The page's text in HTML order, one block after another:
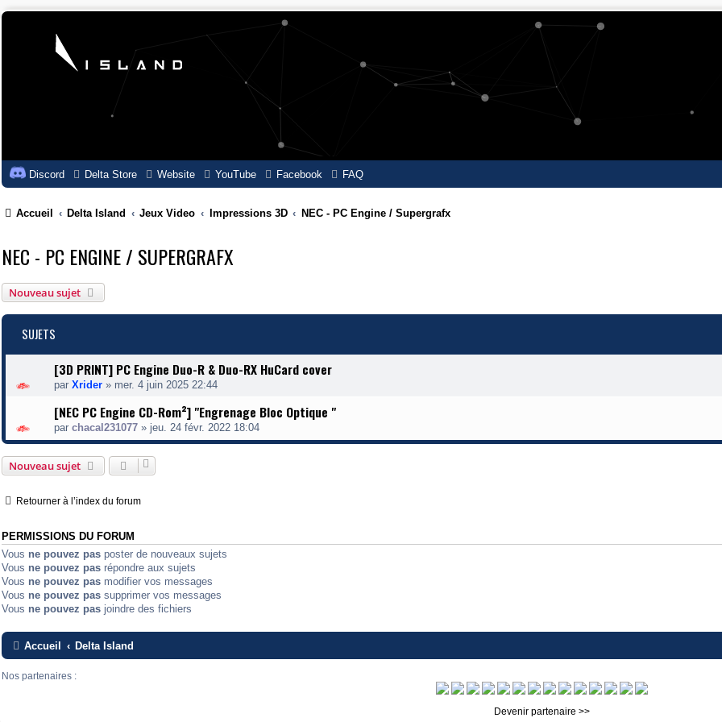
Discord Delta Store Website YouTube Facebook FAQ
Accueil Delta Island Jeux Video Impressions 3D NEC - PC Engine / Supergrafx
NEC - PC ENGINE / SUPERGRAFX
Nouveau sujet
SUJETS
[3D PRINT] PC Engine Duo-R & Duo-RX HuCard cover
par Xrider » mer. 4 juin 2025 22:44
[NEC PC Engine CD-Rom²] "Engrenage Bloc Optique "
par chacal231077 » jeu. 24 févr. 2022 18:04
Nouveau sujet
Retourner à l’index du forum
PERMISSIONS DU FORUM
Vous ne pouvez pas poster de nouveaux sujets
Vous ne pouvez pas répondre aux sujets
Vous ne pouvez pas modifier vos messages
Vous ne pouvez pas supprimer vos messages
Vous ne pouvez pas joindre des fichiers
Accueil Delta Island
Nos partenaires :
Devenir partenaire >>